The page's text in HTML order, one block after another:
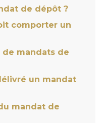
de dépôt ?
comporter un
de mandats de
un mandat
mandat de